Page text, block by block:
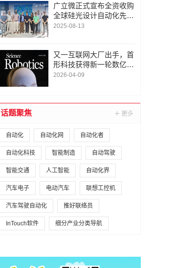
广立微正式宣布全资收购
全球硅光设计自动化先锋
LUCEDA
2025-08-13
又一互联网大厂出手，首
形科技获得新一轮数亿元
A1轮融资｜人脸机器人首
2026-04-09
话题聚焦
自动化 自动化网 自动化者
自动化科技 智能制造 自动驾驶
智能交通 人工智能 自动化界
汽车电子 电动汽车 联想工控机
汽车驾驶自动化 推好联络员
InTouch软件 细分产业分类导航